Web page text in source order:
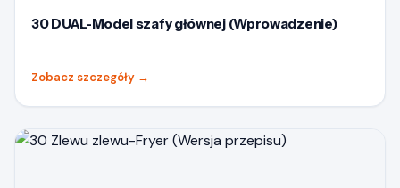
30 DUAL-Model szafy głównej (Wprowadzenie)
Zobacz szczegóły →